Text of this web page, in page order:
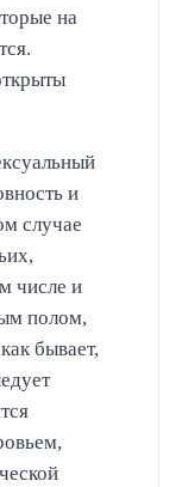
на
и
случае
числе и
полом,
бывает,